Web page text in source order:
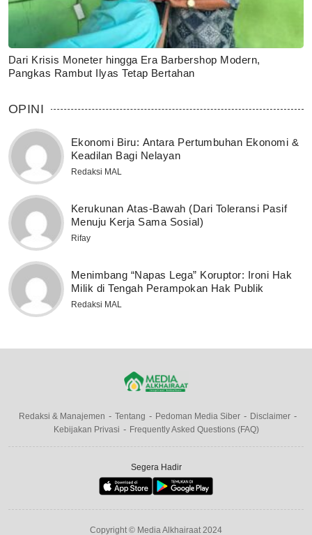
Dari Krisis Moneter hingga Era Barbershop Modern,
Pangkas Rambut Ilyas Tetap Bertahan
OPINI
Ekonomi Biru: Antara Pertumbuhan Ekonomi &
Keadilan Bagi Nelayan
Redaksi MAL
Kerukunan Atas-Bawah (Dari Toleransi Pasif
Menuju Kerja Sama Sosial)
Rifay
Menimbang “Napas Lega” Koruptor: Ironi Hak
Milik di Tengah Perampokan Hak Publik
Redaksi MAL
Redaksi & Manajemen Tentang Pedoman Media Siber
Disclaimer
Kebijakan Privasi
Frequently Asked Questions (FAQ)
Segera Hadir
Copyright © Media Alkhairaat 2024